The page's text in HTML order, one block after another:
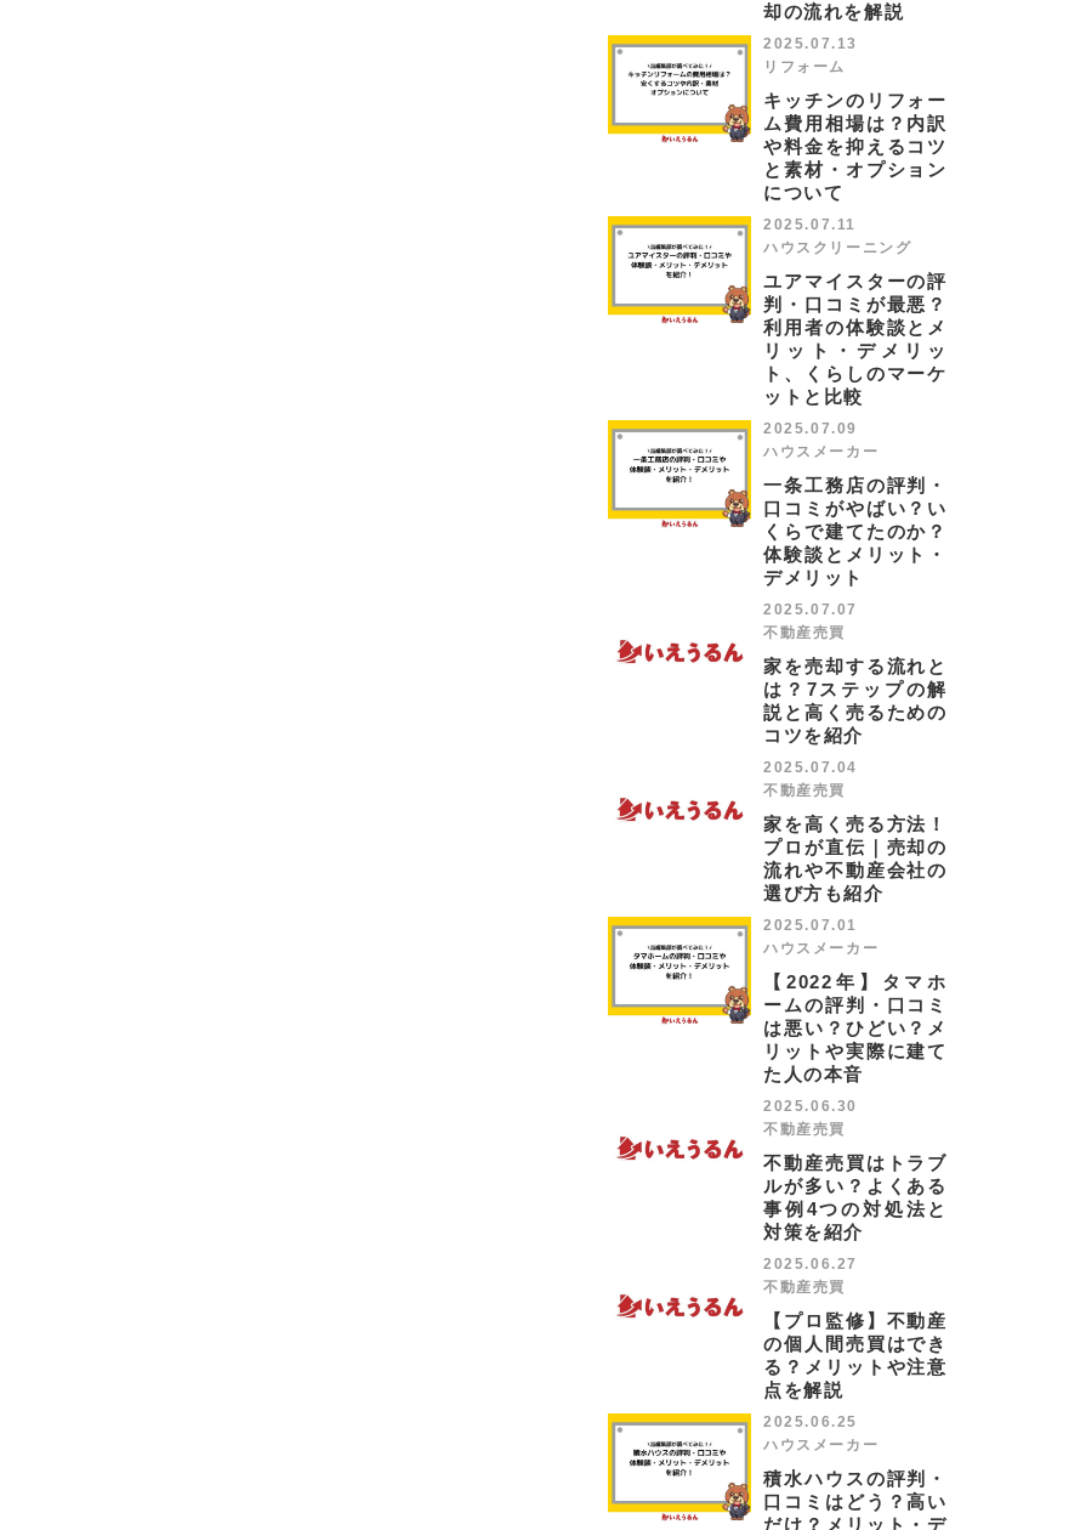
却の流れを解説
キッチンのリフォー
ム費用相場は？内訳
や料金を抑えるコツ
と素材・オプション
について
2025.07.13
リフォーム
ユアマイスターの評
判・口コミが最悪？
利用者の体験談とメ
リット・デメリッ
ト、くらしのマーケ
ットと比較
2025.07.11
ハウスクリーニング
一条工務店の評判・
口コミがやばい？い
くらで建てたのか？
体験談とメリット・
デメリット
2025.07.09
ハウスメーカー
家を売却する流れと
は？7ステップの解
説と高く売るための
コツを紹介
2025.07.07
不動産売買
家を高く売る方法！
プロが直伝｜売却の
流れや不動産会社の
選び方も紹介
2025.07.04
不動産売買
【2022年】タマホ
ームの評判・口コミ
は悪い？ひどい？メ
リットや実際に建て
た人の本音
2025.07.01
ハウスメーカー
不動産売買はトラブ
ルが多い？よくある
事例4つの対処法と
対策を紹介
2025.06.30
不動産売買
【プロ監修】不動産
の個人間売買はでき
る？メリットや注意
点を解説
2025.06.27
不動産売買
積水ハウスの評判・
口コミはどう？高い
だけ？メリット・デ
2025.06.25
ハウスメーカー